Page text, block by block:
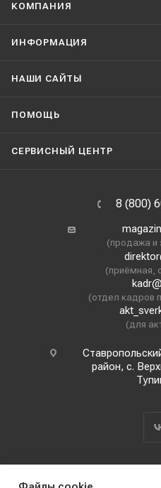
КОМПАНИЯ
ИНФОРМАЦИЯ
НАШИ CАЙТЫ
ПОМОЩЬ
СЕРВИСНЫЙ ЦЕНТР
8 (800)
(продажа и
(приёмная,
(отдел кадров
(для
район, с.